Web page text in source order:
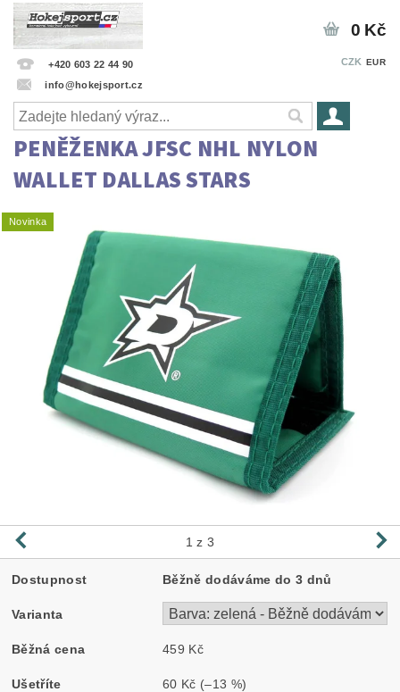
+420 603 22 44 90
info@hokejsport.cz
CZK EUR
0 Kč
PENĚŽENKA JFSC NHL NYLON
WALLET DALLAS STARS
Novinka
1 z 3
Dostupnost Běžně dodáváme do 3 dnů
Varianta
Běžná cena 459 Kč
Ušetříte 60 Kč (–13 %)